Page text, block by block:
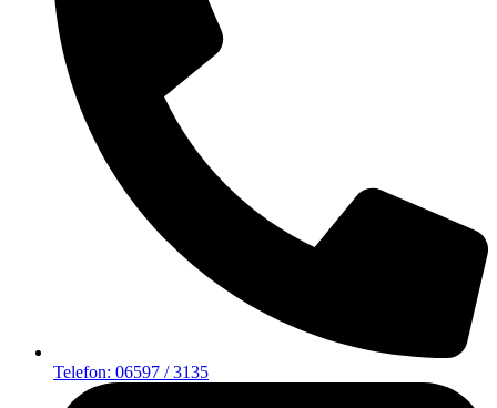
Telefon: 06597 / 3135